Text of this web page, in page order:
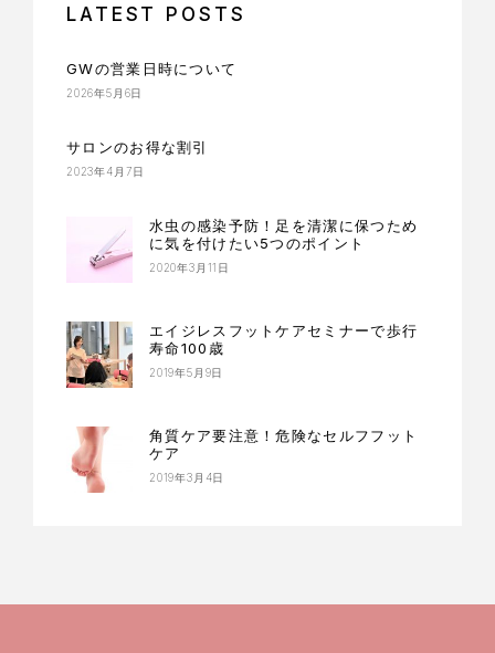
LATEST POSTS
GWの営業日時について
2026年5月6日
サロンのお得な割引
2023年4月7日
水虫の感染予防！足を清潔に保つため
に気を付けたい5つのポイント
2020年3月11日
エイジレスフットケアセミナーで歩行
寿命100歳
2019年5月9日
角質ケア要注意！危険なセルフフット
ケア
2019年3月4日